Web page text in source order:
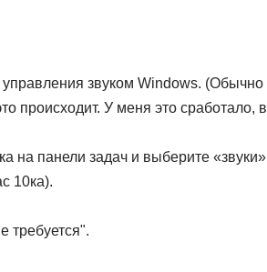
звуком Windows. (Обычно
происходит. У меня это сработало,
на панели задач и выберите
10ка).
требуется".